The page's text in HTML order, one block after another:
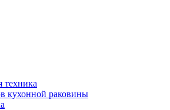
техника
кухонной раковины